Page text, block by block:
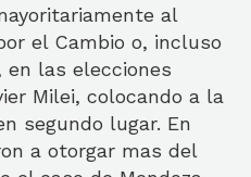
al
el Cambio o, incluso
en las elecciones
Milei, colocando a la
segundo lugar. En
a otorgar mas del